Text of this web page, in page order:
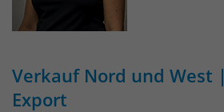
Verkauf Nord und West |
Export